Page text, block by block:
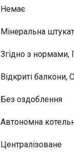
Немає
Мінеральна
Згідно з нормами,
Відкриті балкони,
Без оздоблення
Автономна
Централізоване